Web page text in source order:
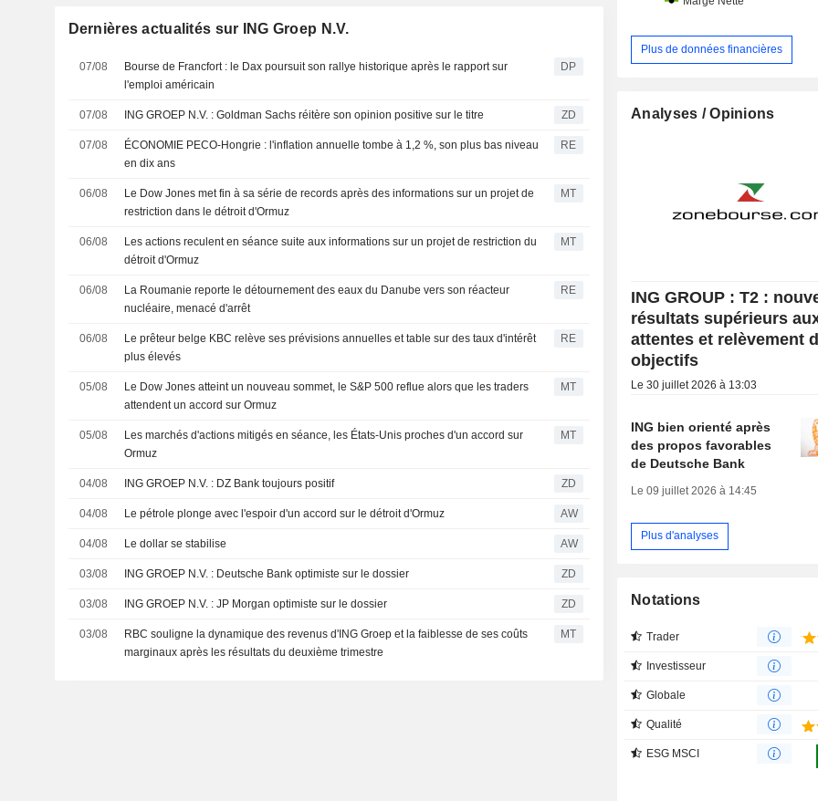
Dernières actualités sur ING Groep N.V.
07/08
Bourse de Francfort : le Dax poursuit son rallye historique après le rapport sur
l'emploi américain
DP
07/08 ING GROEP N.V. : Goldman Sachs réitère son opinion positive sur le titre ZD
07/08
ÉCONOMIE PECO-Hongrie : l'inflation annuelle tombe à 1,2 %, son plus bas niveau
en dix ans
RE
06/08
Le Dow Jones met fin à sa série de records après des informations sur un projet de
restriction dans le détroit d'Ormuz
MT
06/08
Les actions reculent en séance suite aux informations sur un projet de restriction du
détroit d'Ormuz
MT
06/08
La Roumanie reporte le détournement des eaux du Danube vers son réacteur
nucléaire, menacé d'arrêt
RE
06/08
Le prêteur belge KBC relève ses prévisions annuelles et table sur des taux d'intérêt
plus élevés
RE
05/08
Le Dow Jones atteint un nouveau sommet, le S&P 500 reflue alors que les traders
attendent un accord sur Ormuz
MT
05/08
Les marchés d'actions mitigés en séance, les États-Unis proches d'un accord sur
Ormuz
MT
04/08 ING GROEP N.V. : DZ Bank toujours positif ZD
04/08 Le pétrole plonge avec l'espoir d'un accord sur le détroit d'Ormuz AW
04/08 Le dollar se stabilise AW
03/08 ING GROEP N.V. : Deutsche Bank optimiste sur le dossier ZD
03/08 ING GROEP N.V. : JP Morgan optimiste sur le dossier ZD
03/08
RBC souligne la dynamique des revenus d'ING Groep et la faiblesse de ses coûts
marginaux après les résultats du deuxième trimestre
MT
Plus de données financières
Analyses / Opinions
ING GROUP : T2 :
résultats supérieurs
attentes et relèvement
objectifs
Le 30 juillet 2026 à 13:03
ING bien orienté après
des propos favorables
de Deutsche Bank
Le 09 juillet 2026 à 14:45
Plus d'analyses
Notations
Trader
Investisseur
Globale
Qualité
ESG MSCI